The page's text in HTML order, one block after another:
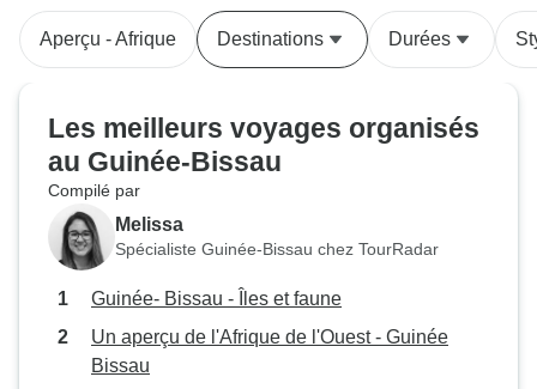
Aperçu - Afrique Destinations Durées
Les meilleurs voyages organisés
au Guinée-Bissau
Compilé par
Melissa
Spécialiste Guinée-Bissau chez TourRadar
Guinée- Bissau - Îles et faune
Un aperçu de l'Afrique de l'Ouest - Guinée
Bissau